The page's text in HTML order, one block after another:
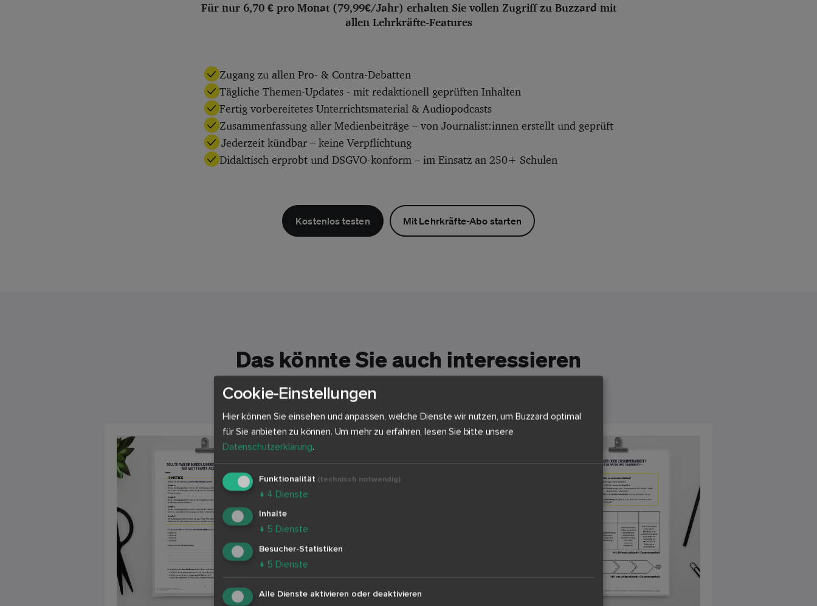
Für nur 6,70 € pro Monat (79,99€/Jahr) erhalten Sie vollen Zugriff zu Buzzard mit
allen Lehrkräfte-Features
Zugang zu allen Pro- & Contra-Debatten
Tägliche Themen-Updates - mit redaktionell geprüften Inhalten
Fertig vorbereitetes Unterrichtsmaterial & Audiopodcasts
Zusammenfassung aller Medienbeiträge – von Journalist:innen erstellt und geprüft
Jederzeit kündbar – keine Verpflichtung
Didaktisch erprobt und DSGVO-konform – im Einsatz an 250+ Schulen
Kostenlos testen Mit Lehrkräfte-Abo starten
Das könnte Sie auch interessieren
Cookie-Einstellungen
Hier können Sie einsehen und anpassen, welche Dienste wir nutzen, um Buzzard optimal
für Sie anbieten zu können. Um mehr zu erfahren, lesen Sie bitte unsere
Datenschutzerklärung.
Funktionalität (technisch notwendig)
↓ 4 Dienste
Inhalte
↓ 5 Dienste
Besucher-Statistiken
↓ 5 Dienste
Alle Dienste aktivieren oder deaktivieren